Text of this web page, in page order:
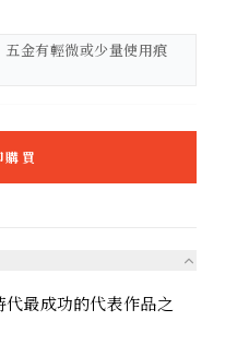
金有輕微或少量使用痕
購買
最成功的代表作品之